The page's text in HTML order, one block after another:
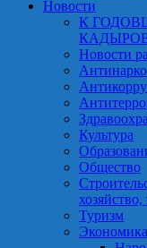
Новости
К
Новости
Антинарко
Культура
Общество
хозяйство,
Туризм